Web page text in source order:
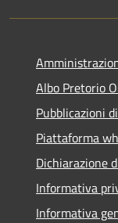
Albo Pretorio
Pubblicazioni
Piattaforma
Dichiarazione
Informativa
Informativa